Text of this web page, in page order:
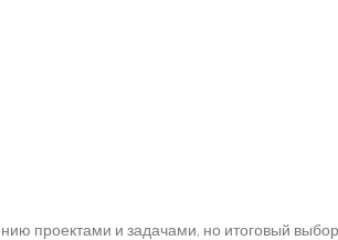
и задачами, но итоговый выбор